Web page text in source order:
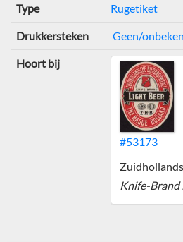
Type Rugetiket
Drukkersteken Geen/
Hoort bij
#53173
Knife-Brand